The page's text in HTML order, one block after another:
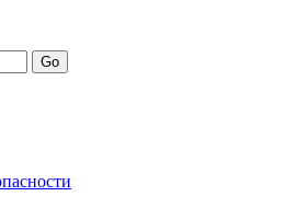
Go